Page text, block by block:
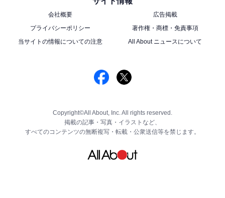
会社概要
広告掲載
プライバシーポリシー
著作権・商標・免責事項
当サイトの情報についての注意
All About ニュースについて
Copyright©All About, Inc. All rights reserved.
掲載の記事・写真・イラストなど、
すべてのコンテンツの無断複写・転載・公衆送信等を禁じます。